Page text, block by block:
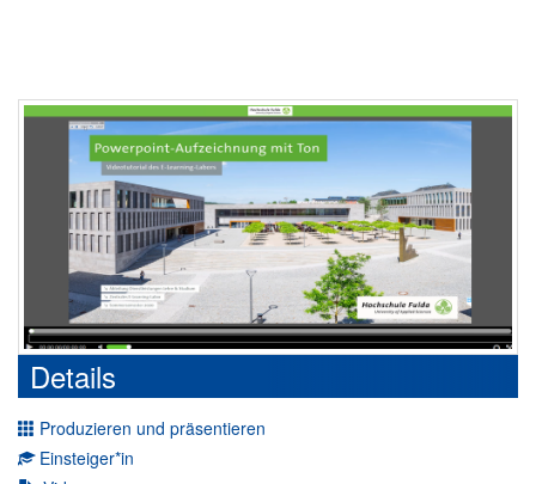
Details
Produzieren und präsentieren
Einsteiger*in